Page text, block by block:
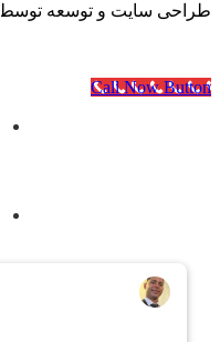
طراحی سایت و توسعه توسط
Call Now Button